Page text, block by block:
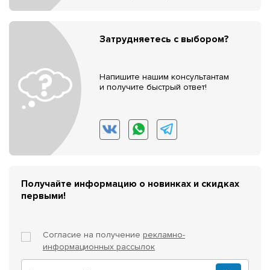
Затрудняетесь с выбором?
Напишите нашим консультантам
и получите быстрый ответ!
Получайте информацию о новинках и скидках
первыми!
Согласие на получение рекламно-
информационных рассылок